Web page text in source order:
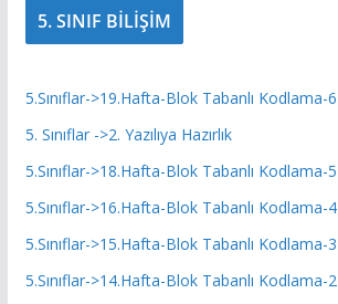
5. SINIF BİLİŞİM
5.Sınıflar->19.Hafta-Blok Tabanlı Kodlama-6
5. Sınıflar ->2. Yazılıya Hazırlık
5.Sınıflar->18.Hafta-Blok Tabanlı Kodlama-5
5.Sınıflar->16.Hafta-Blok Tabanlı Kodlama-4
5.Sınıflar->15.Hafta-Blok Tabanlı Kodlama-3
5.Sınıflar->14.Hafta-Blok Tabanlı Kodlama-2